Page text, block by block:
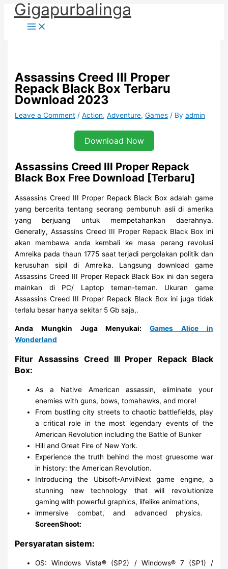
Skip
content
Gigapurbalinga
Assassins Creed III Proper
Repack Black Box Terbaru
Download 2023
Leave a Comment /Action,Adventure,Games / Byadmin
Download Now
Assassins Creed III Proper Repack
Black Box Free Download [Terbaru]
Assassins Creed III Proper Repack Black Box adalah game
yang bercerita tentang seorang pembunuh asli di amerika
yang berjuang untuk mempetahankan daerahnya.
Generally, Assassins Creed III Proper Repack Black Box ini
akan membawa anda kembali ke masa perang revolusi
Amreika pada thaun 1775 saat terjadi pergolakan politik dan
kerusuhan sipil di Amreika. Langsung download game
Assassins Creed III Proper Repack Black Box ini dan segera
mainkan di PC/ Laptop teman-teman. Ukuran game
Assassins Creed III Proper Repack Black Box ini juga tidak
terlalu besar hanya sekitar 5 Gb saja,.
Anda Mungkin Juga Menyukai:Games Alice in
Wonderland
Fitur Assassins Creed III Proper Repack Black
Box:
As a Native American assassin, eliminate your
enemies with guns, bows, tomahawks, and more!
From bustling city streets to chaotic battlefields, play
a critical role in the most legendary events of the
American Revolution including the Battle of Bunker
Hill and Great Fire of New York.
Experience the truth behind the most gruesome war
in history: the American Revolution.
Introducing the Ubisoft-AnvilNext game engine, a
stunning new technology that will revolutionize
gaming with powerful graphics, lifelike animations,
immersive combat, and advanced physics.
ScreenShoot:
Persyaratan sistem:
OS: Windows Vista® (SP2) / Windows® 7 (SP1) /